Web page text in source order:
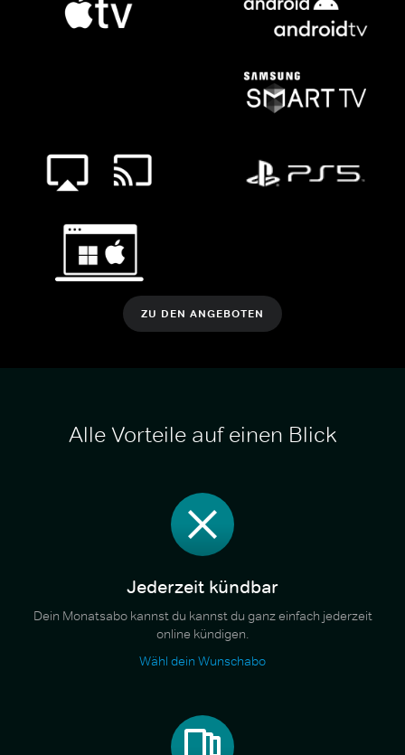
ZU DEN ANGEBOTEN
Alle Vorteile auf einen Blick
Jederzeit kündbar
Dein Monatsabo kannst du kannst du ganz einfach jederzeit
online kündigen.
Wähl dein Wunschabo